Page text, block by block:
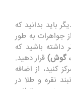
باید بدانید که
جواهرات به طور
داشته باشید که
گوش) قرار دهید.
کنید، از اضافه
نقره و طلا در